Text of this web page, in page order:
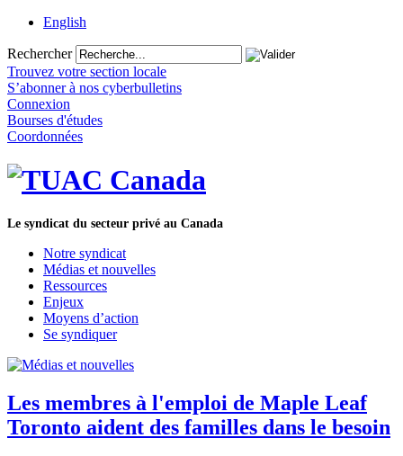
English
Rechercher
Trouvez votre section locale
S’abonner à nos cyberbulletins
Connexion
Bourses d'études
Coordonnées
Le syndicat du secteur privé au Canada
Notre syndicat
Médias et nouvelles
Ressources
Enjeux
Moyens d’action
Se syndiquer
Les membres à l'emploi de Maple Leaf
Toronto aident des familles dans le besoin